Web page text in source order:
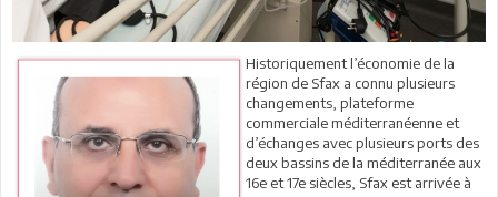
Historiquement l’économie de la
région de Sfax a connu plusieurs
changements, plateforme
commerciale méditerranéenne et
d’échanges avec plusieurs ports des
deux bassins de la méditerranée aux
16e et 17e siècles, Sfax est arrivée à